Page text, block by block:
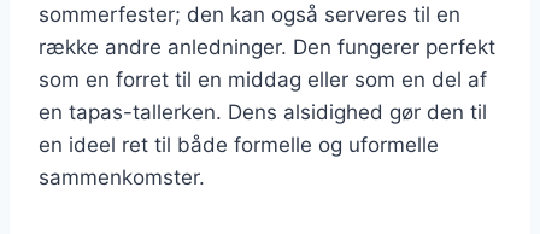
sommerfester; den kan også serveres til en
række andre anledninger. Den fungerer perfekt
som en forret til en middag eller som en del af
en tapas-tallerken. Dens alsidighed gør den til
en ideel ret til både formelle og uformelle
sammenkomster.